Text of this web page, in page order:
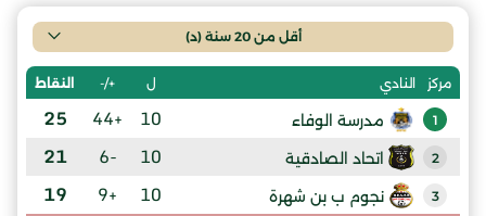
أقل من 20 سنة (د)
مركز النادي ل +/- النقاط
1 مدرسة الوفاء 10
+44
25
2 اتحاد الصادقية 10
-6
21
3 نجوم ب بن شهرة 10
+9
19